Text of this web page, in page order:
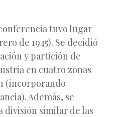
tuvo lugar
de 1945). Se decidió
y partición de
en cuatro zonas
(incorporando
Además, se
división similar de las